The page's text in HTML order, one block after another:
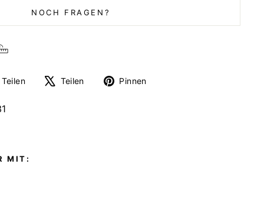
NOCH FRAGEN?
Teilen
Auf
Teilen
Auf
Pinnen
MIT: